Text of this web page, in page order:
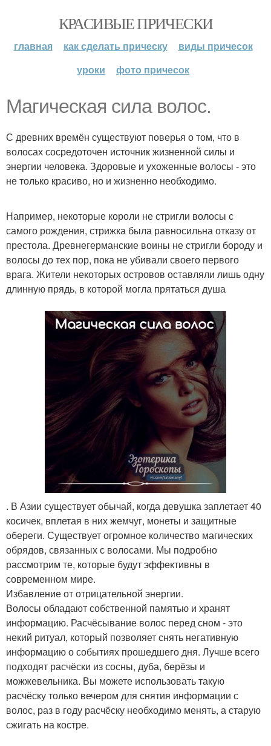
КРАСИВЫЕ ПРИЧЕСКИ
главная как сделать прическу
виды причесок
уроки
фото причесок
Магическая сила волос.
С древних времён существуют поверья о том, что в
волосах сосредоточен источник жизненной силы и
энергии человека. Здоровые и ухоженные волосы - это
не только красиво, но и жизненно необходимо.
Например, некоторые короли не стригли волосы с
самого рождения, стрижка была равносильна отказу от
престола. Древнегерманские воины не стригли бороду и
волосы до тех пор, пока не убивали своего первого
врага. Жители некоторых островов оставляли лишь одну
длинную прядь, в которой могла прятаться душа
. В Азии существует обычай, когда девушка заплетает 40
косичек, вплетая в них жемчуг, монеты и защитные
обереги. Существует огромное количество магических
обрядов, связанных с волосами. Мы подробно
рассмотрим те, которые будут эффективны в
современном мире.
Избавление от отрицательной энергии.
Волосы обладают собственной памятью и хранят
информацию. Расчёсывание волос перед сном - это
некий ритуал, который позволяет снять негативную
информацию о событиях прошедшего дня. Лучше всего
подходят расчёски из сосны, дуба, берёзы и
можжевельника. Вы можете использовать такую
расчёску только вечером для снятия информации с
волос, раз в году расчёску необходимо менять, а старую
сжигать на костре.